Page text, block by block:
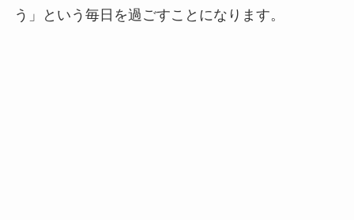
う」という毎日を過ごすことになります。